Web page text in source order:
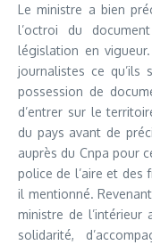
Le ministre a bien
l’octroi du
législation en
journalistes ce qu’ils
possession de
d’entrer sur le
du pays avant de
auprès du Cnpa pour
police de l’aire et des
il mentionné.
ministre de
solidarité,